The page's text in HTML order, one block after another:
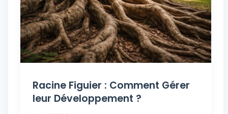
Racine Figuier : Comment Gérer
leur Développement ?